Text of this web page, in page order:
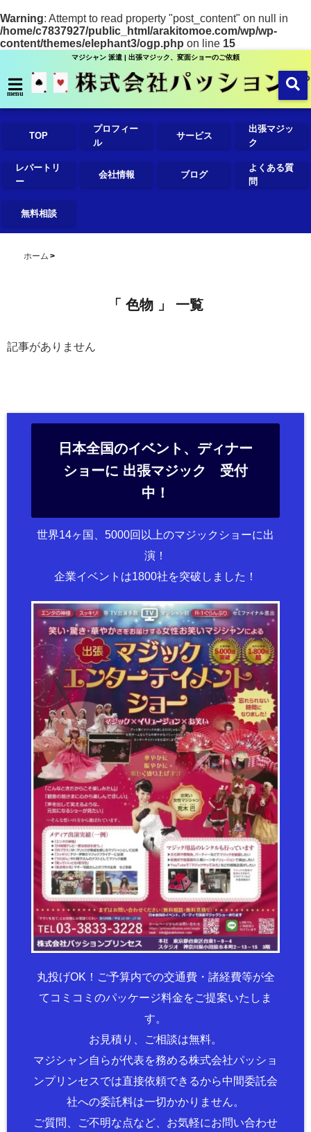
Warning: Attempt to read property "post_content" on null in
/home/c7837927/public_html/arakitomoe.com/wp/wp-
content/themes/elephant3/ogp.php on line 15
マジシャン 派遣 | 出張マジック、変面ショーのご依頼
menu
TOP
プロフィー
ル
サービス
出張マジッ
ク
レパートリ
ー
会社情報 ブログ
よくある質
問
無料相談
ホーム
「 色物 」 一覧
記事がありません
日本全国のイベント、ディナー
ショーに 出張マジック 受付
中！
世界14ヶ国、5000回以上のマジックショーに出
演！
企業イベントは1800社を突破しました！
丸投げOK！ご予算内での交通費・諸経費等が全
てコミコミのパッケージ料金をご提案いたしま
す。
お見積り、ご相談は無料。
マジシャン自らが代表を務める株式会社パッショ
ンプリンセスでは直接依頼できるから中間委託会
社への委託料は一切かかりません。
ご質問、ご不明な点など、お気軽にお問い合わせ